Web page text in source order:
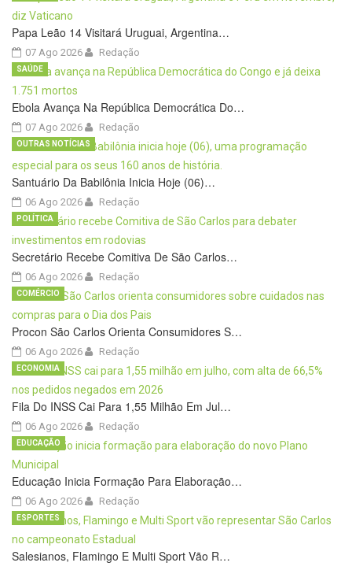
Papa Leão 14 Visitará Uruguai, Argentina…
07 Ago 2026 Redação
Ebola Avança Na República Democrática Do…
07 Ago 2026
SAÚDE
Redação
Santuário Da Babilônia Inicia Hoje (06)…
06 Ago 2026
OUTRAS NOTÍCIAS
Redação
Secretário Recebe Comitiva De São Carlos…
06 Ago 2026
POLÍTICA
Redação
Procon São Carlos Orienta Consumidores S…
06 Ago 2026
COMÉRCIO
Redação
Fila Do INSS Cai Para 1,55 Milhão Em Jul…
06 Ago 2026
ECONOMIA
Redação
Educação Inicia Formação Para Elaboração…
06 Ago 2026
EDUCAÇÃO
Redação
Salesianos, Flamingo E Multi Sport Vão R…
ESPORTES